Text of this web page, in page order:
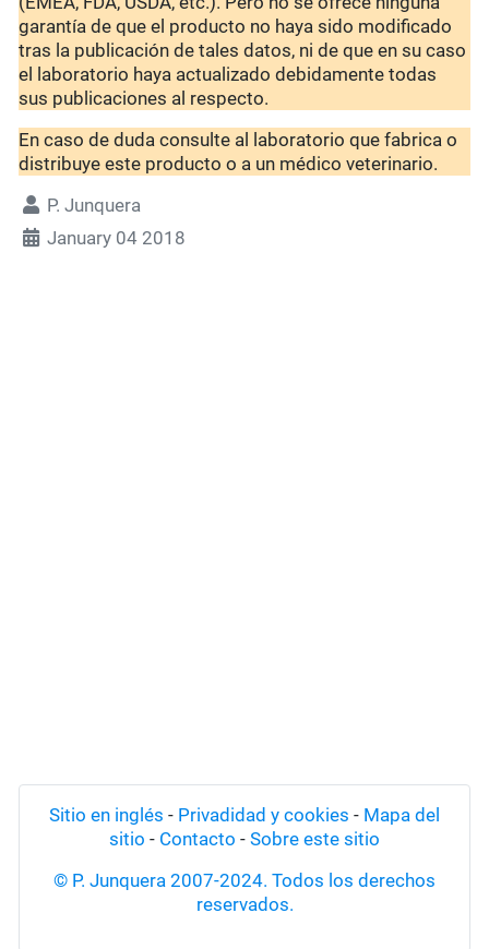
garantía de que el producto no haya sido modificado
tras la publicación de tales datos, ni de que en su caso
el laboratorio haya actualizado debidamente todas
sus publicaciones al respecto.
En caso de duda consulte al laboratorio que fabrica o
distribuye este producto o a un médico veterinario.
P. Junquera
January 04 2018
Sitio en inglés - Privadidad y cookies - Mapa del
sitio - Contacto - Sobre este sitio
© P. Junquera 2007-2024. Todos los derechos
reservados.